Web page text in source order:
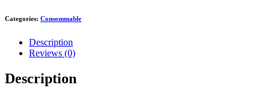
Categories: Consommable
Description
Reviews (0)
Description